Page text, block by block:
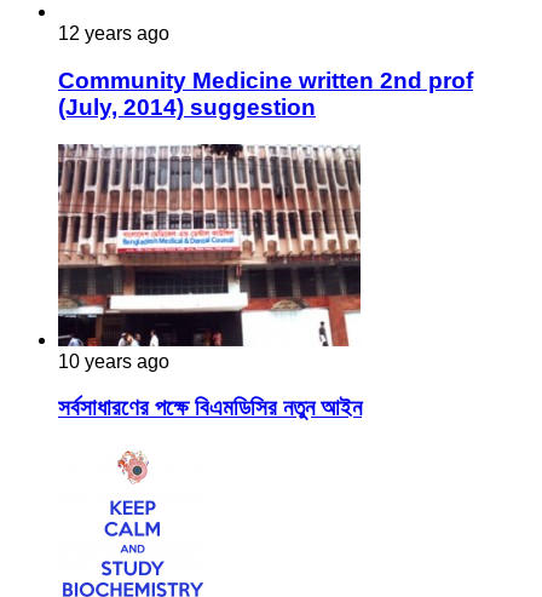
12 years ago
Community Medicine written 2nd prof
(July, 2014) suggestion
10 years ago
সর্বসাধারণের পক্ষে বিএমডিসির নতুন আইন